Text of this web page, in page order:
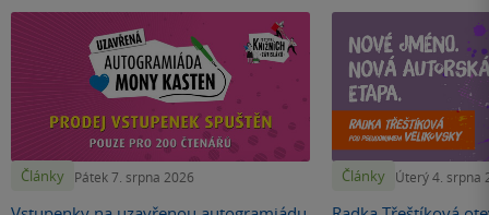
Články Pátek 7. srpna 2026 Články Úterý 4. srpna